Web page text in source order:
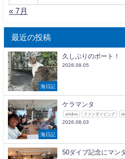
« 7月
最近の投稿
海日記
久しぶりのボート！
2026.08.05
海日記
ケラマンタ
arkdive ファンダイビング
2026.08.03
50ダイブ記念にマン